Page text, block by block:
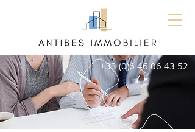
+33 (0)6 46 06 43 52